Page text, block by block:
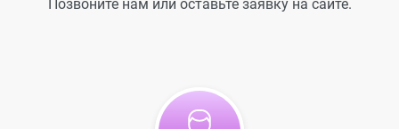
Позвоните нам или оставьте заявку на сайте.